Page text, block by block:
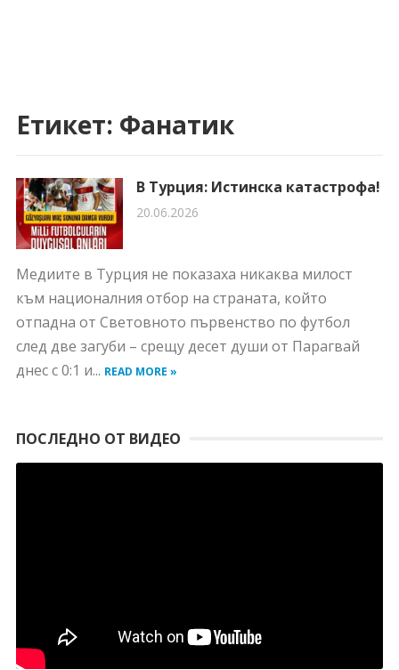
Етикет: Фанатик
В Турция: Истинска катастрофа!
20.06.2026
Медиите в Турция не показаха никаква милост
към националния отбор на страната, който
отпадна от Световното първенство по футбол
след две загуби – срещу десет души от Парагвай
днес с 0:1 и... READ MORE »
ПОСЛЕДНО ОТ ВИДЕО